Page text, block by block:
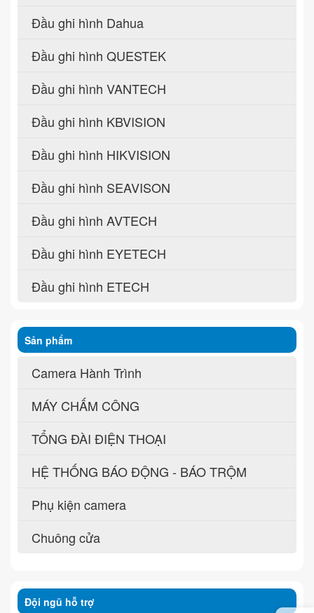
Đầu ghi hình Dahua
Đầu ghi hình QUESTEK
Đầu ghi hình VANTECH
Đầu ghi hình KBVISION
Đầu ghi hình HIKVISION
Đầu ghi hình SEAVISON
Đầu ghi hình AVTECH
Đầu ghi hình EYETECH
Đầu ghi hình ETECH
Sản phẩm
Camera Hành Trình
MÁY CHẤM CÔNG
TỔNG ĐÀI ĐIỆN THOẠI
HỆ THỐNG BÁO ĐỘNG - BÁO TRỘM
Phụ kiện camera
Chuông cửa
Đội ngũ hỗ trợ